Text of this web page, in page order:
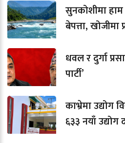
सुनकोशीमा
बेपत्ता, खोजीमा
धवल र दुर्गा
पार्टी’
काभ्रेमा उद्योग
६३३ नयाँ उद्योग